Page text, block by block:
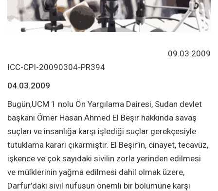
09.03.2009
ICC-CPI-20090304-PR394
04.03.2009
Bugün,UCM 1 nolu Ön Yargılama Dairesi, Sudan devlet
başkanı Ömer Hasan Ahmed El Beşir hakkında savaş
suçları ve insanlığa karşı işlediği suçlar gerekçesiyle
tutuklama kararı çıkarmıştır. El Beşir’in, cinayet, tecavüz,
işkence ve çok sayıdaki sivilin zorla yerinden edilmesi
ve mülklerinin yağma edilmesi dahil olmak üzere,
Darfur’daki sivil nüfusun önemli bir bölümüne karşı